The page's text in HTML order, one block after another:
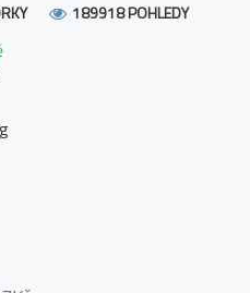
189918 POHLEDY